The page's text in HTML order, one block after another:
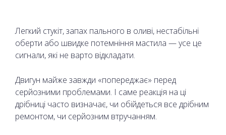
Легкий стукіт, запах пального в оливі, нестабільні
оберти або швидке потемніння мастила — усе це
сигнали, які не варто відкладати.
Двигун майже завжди «попереджає» перед
серйозними проблемами. І саме реакція на ці
дрібниці часто визначає, чи обійдеться все дрібним
ремонтом, чи серйозним втручанням.